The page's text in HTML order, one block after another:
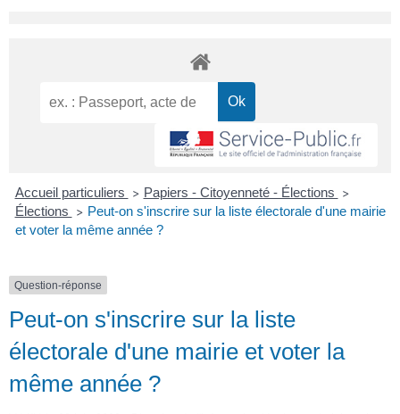
Accueil particuliers > Papiers - Citoyenneté - Élections >
Élections > Peut-on s'inscrire sur la liste électorale d'une mairie
et voter la même année ?
Question-réponse
Peut-on s'inscrire sur la liste
électorale d'une mairie et voter la
même année ?